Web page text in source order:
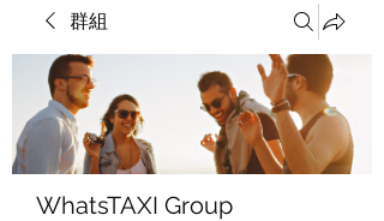
群組
WhatsTAXI Group